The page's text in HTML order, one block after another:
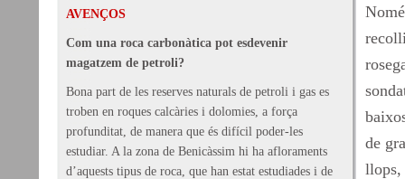
AVENÇOS
Com una roca carbonàtica pot esdevenir
magatzem de petroli?
Bona part de les reserves naturals de petroli i gas es
troben en roques calcàries i dolomies, a força
profunditat, de manera que és difícil poder-les
estudiar. A la zona de Benicàssim hi ha afloraments
d’aquests tipus de roca, que han estat estudiades i de
de
llops,